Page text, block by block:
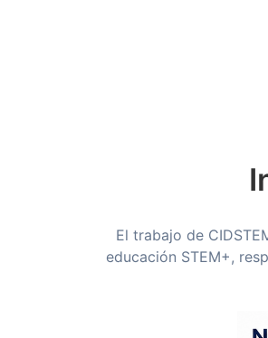
El trabajo de
educación STEM+,